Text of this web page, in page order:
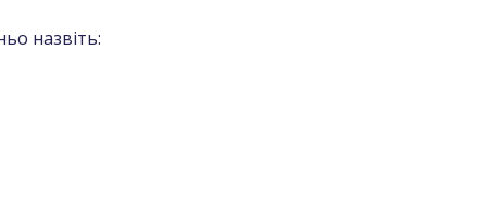
назвіть: